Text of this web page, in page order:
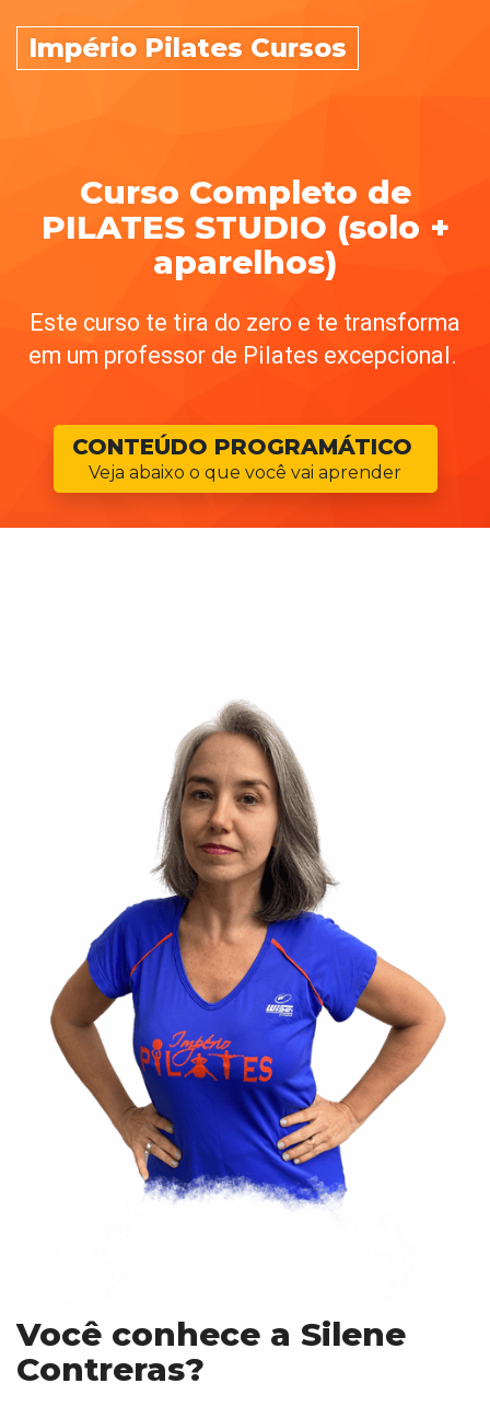
Império Pilates Cursos
Curso Completo de
PILATES STUDIO (solo +
aparelhos)
Este curso te tira do zero e te transforma
em um professor de Pilates excepcional.
CONTEÚDO PROGRAMÁTICO
Veja abaixo o que você vai aprender
Você conhece a Silene
Contreras?